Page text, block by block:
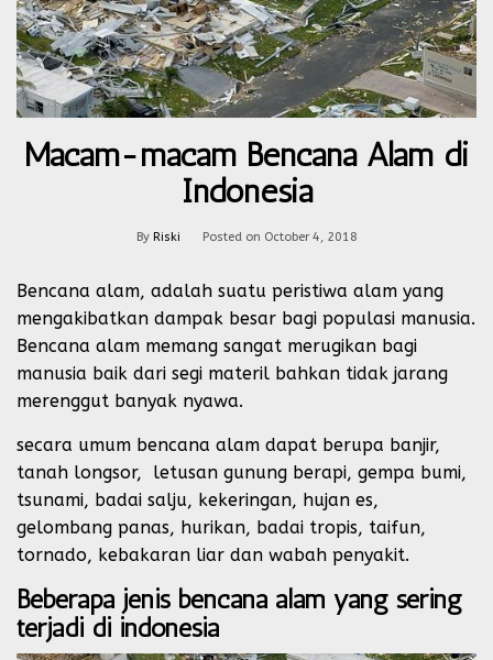
Macam-macam Bencana Alam di
Indonesia
By Riski Posted on October 4, 2018
Bencana alam, adalah suatu peristiwa alam yang
mengakibatkan dampak besar bagi populasi manusia.
Bencana alam memang sangat merugikan bagi
manusia baik dari segi materil bahkan tidak jarang
merenggut banyak nyawa.
secara umum bencana alam dapat berupa banjir,
tanah longsor, letusan gunung berapi, gempa bumi,
tsunami, badai salju, kekeringan, hujan es,
gelombang panas, hurikan, badai tropis, taifun,
tornado, kebakaran liar dan wabah penyakit.
Beberapa jenis bencana alam yang sering
terjadi di indonesia